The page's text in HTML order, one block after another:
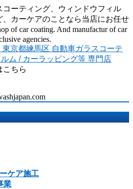
ーティング、ウィンドウフィル
、カーケアのことなら当店にお任せ
of car coating. And manufactur of car
agencies.
こちら
ケア施工
業